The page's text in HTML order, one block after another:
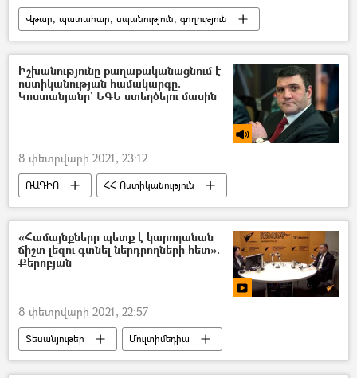
Վթար, պատահար, սպանություն, գողություն
Պատահարներ
Հայաստան
ավտովթար
ավտոմեքենա
Երևան
Վիրավոր
Իշխանությունը քաղաքականացնում է
ոստիկանության համակարգը.
Կոստանյանը` ՆԳՆ ստեղծելու մասին
8 փետրվարի 2021, 23:12
ՌԱԴԻՈ
ՀՀ Ոստիկանություն
Գևորգ Կոստանյան
նախարարություն
Նիկոլ Փաշինյան
Իշխանություն
«Համայնքները պետք է կարողանան
ճիշտ լեզու գտնել ներդրողների հետ».
Քերոբյան
8 փետրվարի 2021, 22:57
Տեսանյութեր
Մուլտիմեդիա
Հայաստան
Վահան Քերոբյան